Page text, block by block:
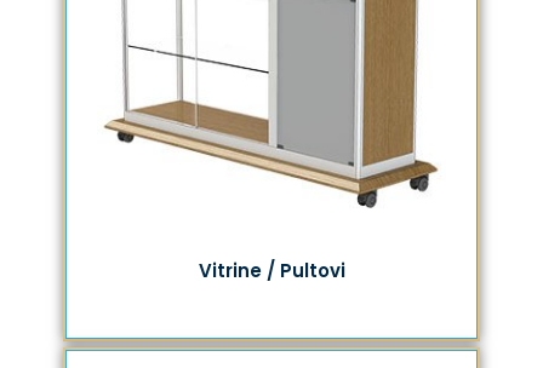
Vitrine / Pultovi